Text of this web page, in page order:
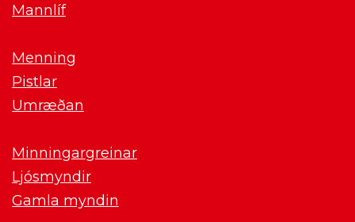
Mannlíf
Menning
Pistlar
Umræðan
Minningargreinar
Ljósmyndir
Gamla myndin